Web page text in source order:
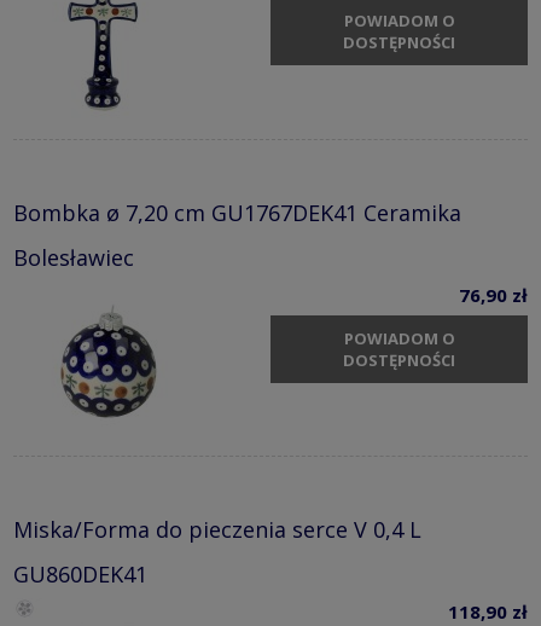
POWIADOM O
DOSTĘPNOŚCI
Bombka ø 7,20 cm GU1767DEK41 Ceramika
Bolesławiec
76,90 zł
POWIADOM O
DOSTĘPNOŚCI
Miska/Forma do pieczenia serce V 0,4 L
GU860DEK41
118,90 zł